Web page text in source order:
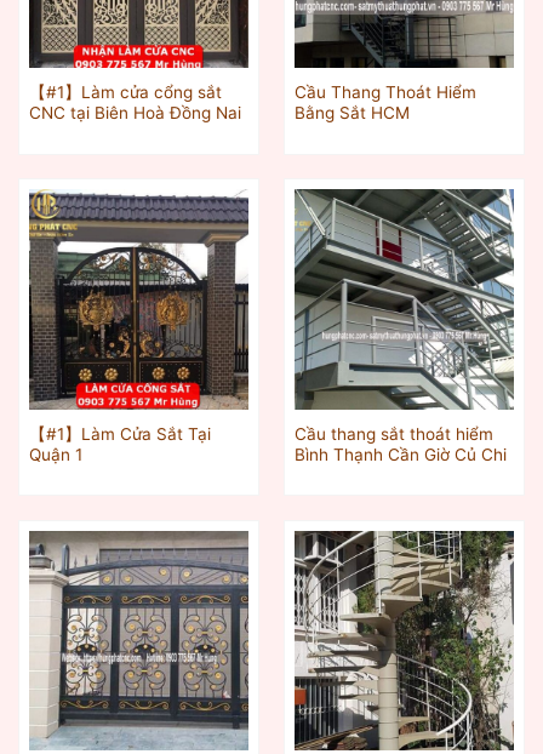
【#1】Làm cửa cổng sắt
CNC tại Biên Hoà Đồng Nai
Cầu Thang Thoát Hiểm
Bằng Sắt HCM
【#1】Làm Cửa Sắt Tại
Quận 1
Cầu thang sắt thoát hiểm
Bình Thạnh Cần Giờ Củ Chi